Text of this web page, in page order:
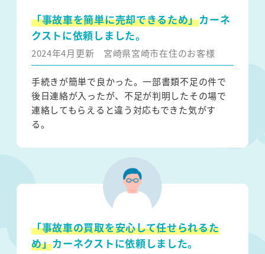
「事故車を簡単に売却できるため」カーネ
クストに依頼しました。
2024年4月更新 宮崎県宮崎市在住のお客様
手続きが簡単で良かった。一部書類不足の件で
後日連絡が入ったが、不足が判明したその場で
連絡してもらえると違う対応もできた気がす
る。
「事故車の買取を安心して任せられるた
め」カーネクストに依頼しました。